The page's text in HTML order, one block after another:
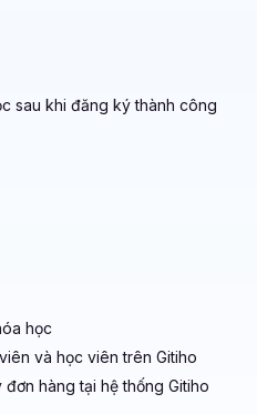
sau khi đăng ký thành công
học
và học viên trên Gitiho
hàng tại hệ thống Gitiho